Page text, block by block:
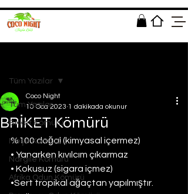
Tüm Yazılar
Briket Kömürü
Meşe Kömürü
Nargile Kömürü
Afrika Odun Kömürü
Tüm Yazılar
BRİKET Kömürü
Coco Night
10 Oca 2023 1 dakikada okunur
%100 doğal (kimyasal içermez)
• Yanarken kıvılcım çıkarmaz
• Kokusuz (sigara içmez)
•Sert tropikal ağaçtan yapılmıştır.